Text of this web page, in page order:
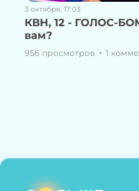
3 октября, 17:03
КВН, 12 - ГОЛОС-
вам?
956 просмотров 1